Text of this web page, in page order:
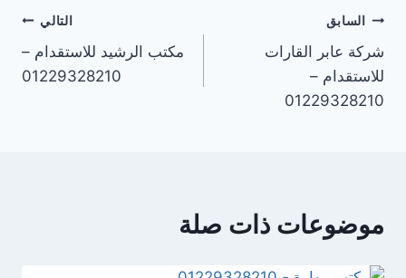
السابق
شركة عابر القارات
للاستقدام –
01229328210
التالي
مكتب الرشيد للاستقدام –
01229328210
موضوعات ذات صلة